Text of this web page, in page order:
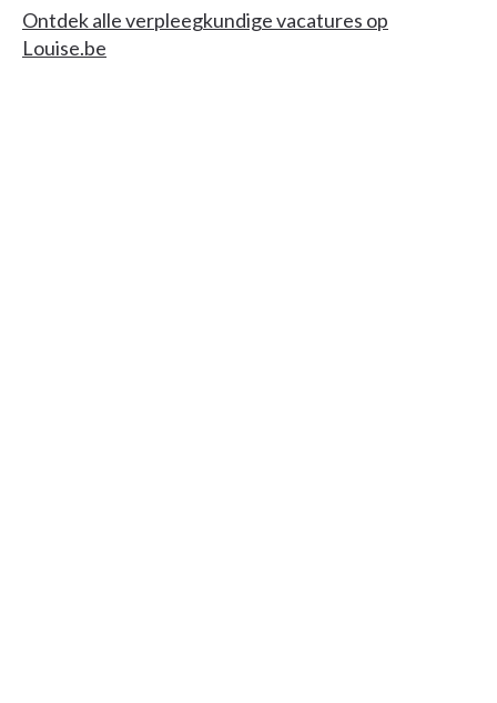
Ontdek alle verpleegkundige vacatures op
Louise.be